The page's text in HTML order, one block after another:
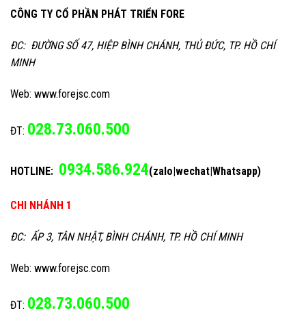
CÔNG TY CỔ PHẦN PHÁT TRIỂN FORE
ĐC: ĐƯỜNG SỐ 47, HIỆP BÌNH CHÁNH, THỦ ĐỨC, TP. HỒ CHÍ
MINH
Web: www.forejsc.com
ĐT: 028.73.060.500
HOTLINE: 0934.586.924(zalo|wechat|Whatsapp)
CHI NHÁNH 1
ĐC: ẤP 3, TÂN NHẬT, BÌNH CHÁNH, TP. HỒ CHÍ MINH
Web: www.forejsc.com
ĐT: 028.73.060.500